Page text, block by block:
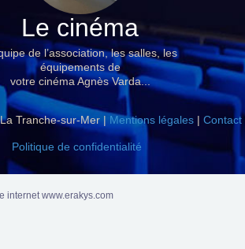
Le cinéma
de l’association, les salles, les
équipements de
votre cinéma Agnès Varda...
Tranche-sur-Mer | Mentions légales | Contact
Politique de confidentialité
internet www.erakys.com